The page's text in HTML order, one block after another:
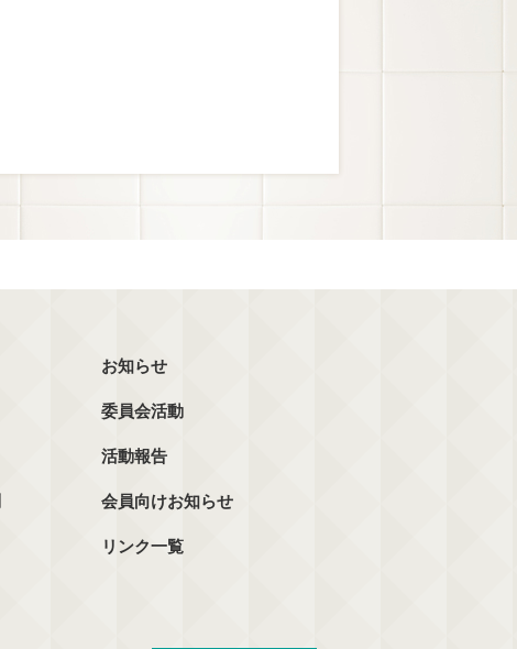
お知らせ
委員会活動
活動報告
会員向けお知らせ
リンク一覧